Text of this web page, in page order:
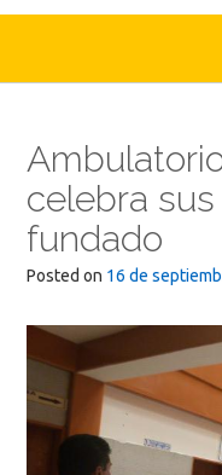
celebra
fundado
Posted on 16 de